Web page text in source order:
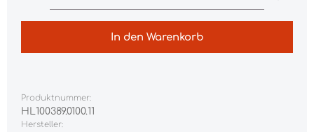
In den Warenkorb
Produktnummer:
HL100389.0100.11
Hersteller: